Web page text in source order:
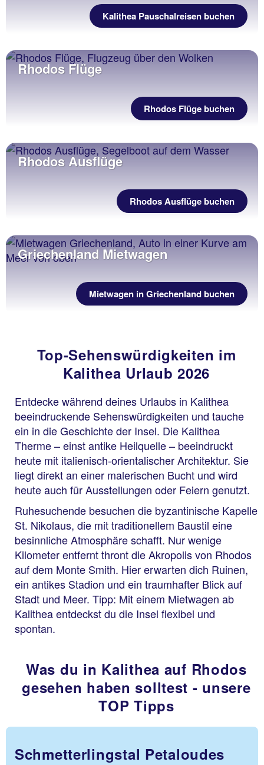
Kalithea Pauschalreisen buchen
Rhodos Flüge
Rhodos Flüge buchen
Rhodos Ausflüge
Rhodos Ausflüge buchen
Griechenland Mietwagen
Mietwagen in Griechenland buchen
Top-Sehenswürdigkeiten im
Kalithea Urlaub 2026
Entdecke während deines Urlaubs in Kalithea
beeindruckende Sehenswürdigkeiten und tauche
ein in die Geschichte der Insel. Die Kalithea
Therme – einst antike Heilquelle – beeindruckt
heute mit italienisch-orientalischer Architektur. Sie
liegt direkt an einer malerischen Bucht und wird
heute auch für Ausstellungen oder Feiern genutzt.
Ruhesuchende besuchen die byzantinische Kapelle
St. Nikolaus, die mit traditionellem Baustil eine
besinnliche Atmosphäre schafft. Nur wenige
Kilometer entfernt thront die Akropolis von Rhodos
auf dem Monte Smith. Hier erwarten dich Ruinen,
ein antikes Stadion und ein traumhafter Blick auf
Stadt und Meer. Tipp: Mit einem Mietwagen ab
Kalithea entdeckst du die Insel flexibel und
spontan.
Was du in Kalithea auf Rhodos
gesehen haben solltest - unsere
TOP Tipps
Schmetterlingstal Petaloudes